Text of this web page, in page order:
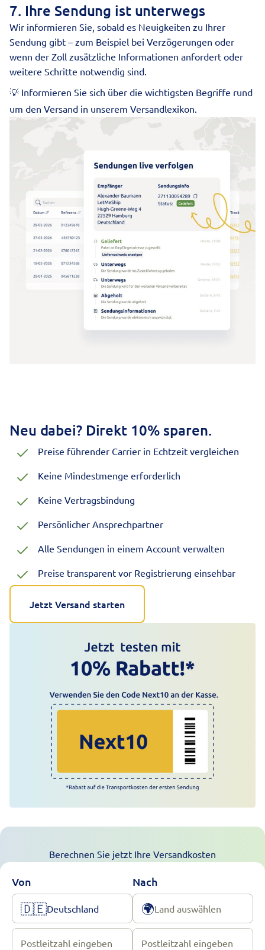
7. Ihre Sendung ist unterwegs
Wir informieren Sie, sobald es Neuigkeiten zu Ihrer
Sendung gibt – zum Beispiel bei Verzögerungen oder
wenn der Zoll zusätzliche Informationen anfordert oder
weitere Schritte notwendig sind.
💡 Informieren Sie sich über die wichtigsten Begriffe rund
um den Versand in unserem Versandlexikon
Neu dabei? Direkt 10% sparen.
Preise führender Carrier in Echtzeit vergleichen
Keine Mindestmenge erforderlich
Keine Vertragsbindung
Persönlicher Ansprechpartner
Alle Sendungen in einem Account verwalten
Preise transparent vor Registrierung einsehbar
Jetzt Versand starten
Berechnen Sie jetzt Ihre Versandkosten
Von
🇩🇪Deutschland
Postleitzahl eingeben
Nach
🌍Land auswählen
Postleitzahl eingeben